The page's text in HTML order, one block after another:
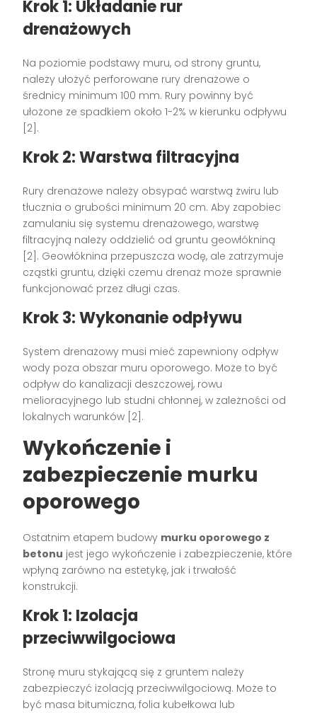
Krok 1: Układanie rur
drenażowych
Na poziomie podstawy muru, od strony gruntu,
należy ułożyć perforowane rury drenażowe o
średnicy minimum 100 mm. Rury powinny być
ułożone ze spadkiem około 1-2% w kierunku odpływu
[2].
Krok 2: Warstwa filtracyjna
Rury drenażowe należy obsypać warstwą żwiru lub
tłucznia o grubości minimum 20 cm. Aby zapobiec
zamulaniu się systemu drenażowego, warstwę
filtracyjną należy oddzielić od gruntu geowłókniną
[2]. Geowłóknina przepuszcza wodę, ale zatrzymuje
cząstki gruntu, dzięki czemu drenaż może sprawnie
funkcjonować przez długi czas.
Krok 3: Wykonanie odpływu
System drenażowy musi mieć zapewniony odpływ
wody poza obszar muru oporowego. Może to być
odpływ do kanalizacji deszczowej, rowu
melioracyjnego lub studni chłonnej, w zależności od
lokalnych warunków [2].
Wykończenie i
zabezpieczenie murku
oporowego
Ostatnim etapem budowy murku oporowego z
betonu jest jego wykończenie i zabezpieczenie, które
wpłyną zarówno na estetykę, jak i trwałość
konstrukcji.
Krok 1: Izolacja
przeciwwilgociowa
Stronę muru stykającą się z gruntem należy
zabezpieczyć izolacją przeciwwilgociową. Może to
być masa bitumiczna, folia kubełkowa lub